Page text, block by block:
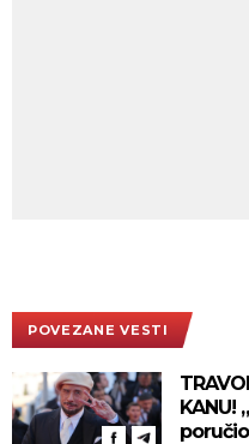
POVEZANE VESTI
KANU!